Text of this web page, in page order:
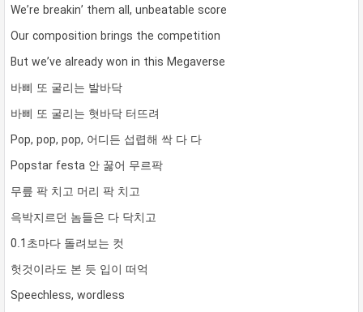
We’re breakin’ them all, unbeatable score
Our composition brings the competition
But we’ve already won in this Megaverse
바삐 또 굴리는 발바닥
바삐 또 굴리는 혓바닥 터뜨려
Pop, pop, pop, 어디든 섭렵해 싹 다 다
Popstar festa 안 꿇어 무르팍
무릎 팍 치고 머리 팍 치고
윽박지르던 놈들은 다 닥치고
0.1초마다 돌려보는 컷
헛것이라도 본 듯 입이 떠억
Speechless, wordless